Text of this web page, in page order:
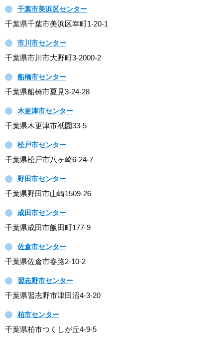
千葉市美浜区センター
千葉県千葉市美浜区幸町1-20-1
市川市センター
千葉県市川市大野町3-2000-2
船橋市センター
千葉県船橋市夏見3-24-28
木更津市センター
千葉県木更津市祇園33-5
松戸市センター
千葉県松戸市八ヶ崎6-24-7
野田市センター
千葉県野田市山崎1509-26
成田市センター
千葉県成田市飯田町177-9
佐倉市センター
千葉県佐倉市春路2-10-2
習志野市センター
千葉県習志野市津田沼4-3-20
柏市センター
千葉県柏市つくしが丘4-9-5